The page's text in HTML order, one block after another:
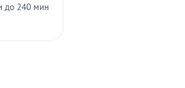
до 240 мин